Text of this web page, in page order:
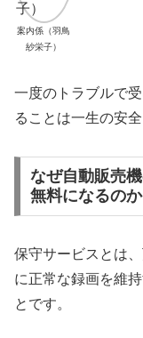
案内係（羽鳥
紗栄子）
一度のトラブルで
ることは一生の安
なぜ自動販売
無料になるのか
保守サービスとは
に正常な録画を維
とです。